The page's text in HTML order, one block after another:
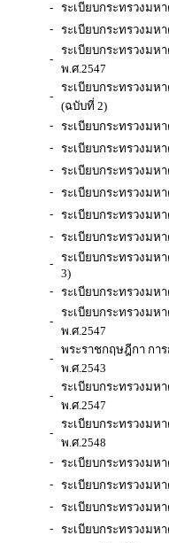
-
ระเบียบกระทรวงมห
-
ระเบียบกระทรวงมห
-
ระเบียบกระทรวงมห
พ.ศ.2547
-
ระเบียบกระทรวงมห
(ฉบับที่ 2)
-
ระเบียบกระทรวงมห
-
ระเบียบกระทรวงมห
-
ระเบียบกระทรวงมห
-
ระเบียบกระทรวงมห
-
ระเบียบกระทรวงมห
-
ระเบียบกระทรวงมห
-
ระเบียบกระทรวงมห
3)
-
ระเบียบกระทรวงมห
-
ระเบียบกระทรวงม
พ.ศ.2547
-
พระราชกฤษฎีกา กา
พ.ศ.2543
-
ระเบียบกระทรวงม
พ.ศ.2547
-
ระเบียบกระทรวงม
พ.ศ.2548
-
ระเบียบกระทรวงมห
-
ระเบียบกระทรวงมห
-
ระเบียบกระทรวงมห
-
ระเบียบกระทรวงมห